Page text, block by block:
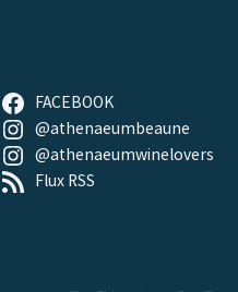
FACEBOOK
@athenaeumbeaune
@athenaeumwinelovers
Flux RSS